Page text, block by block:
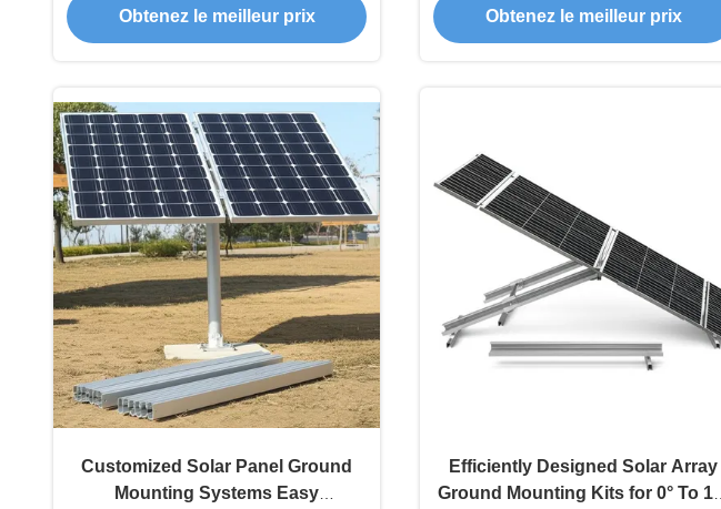
Up To 1.2m Ground Clearance
Obtenez le meilleur prix
Large-scale Projects
Obtenez le meilleur prix
Customized Solar Panel Ground
Mounting Systems Easy
Efficiently Designed Solar Array
Ground Mounting Kits for 0° To 15°